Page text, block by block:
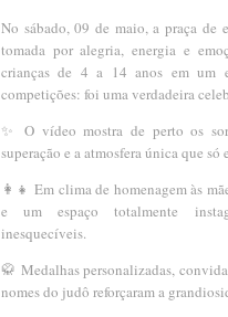
No sábado, 09 de maio, a praça
tomada por alegria, energia e
crianças de 4 a 14 anos em um
competições: foi uma verdadeira
✨ O vídeo mostra de perto os
superação e a atmosfera única que
👩‍👧 Em clima de homenagem às
e um espaço totalmente
inesquecíveis.
🥋 Medalhas personalizadas,
nomes do judô reforçaram a